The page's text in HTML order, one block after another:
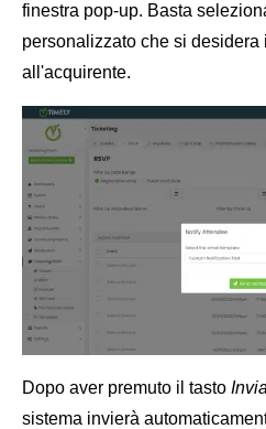
finestra pop-up. Basta
personalizzato che si
all'acquirente.
Dopo aver premuto il tasto
sistema invierà